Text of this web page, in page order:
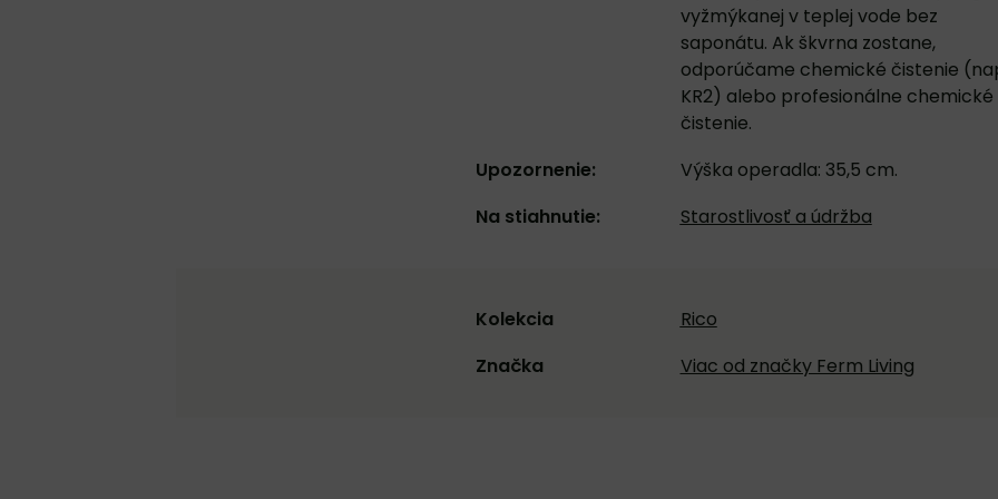
vyžmýkanej v teplej vode bez
saponátu. Ak škvrna zostane,
odporúčame chemické čistenie
KR2) alebo profesionálne chemické
čistenie.
Upozornenie:
Výška operadla: 35,5 cm.
Na stiahnutie:
Starostlivosť a údržba
Kolekcia
Rico
Značka
Viac od značky Ferm Living